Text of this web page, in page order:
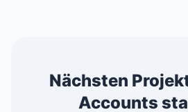
Nächsten
Accounts